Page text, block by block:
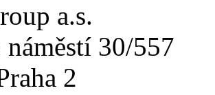
a.s.
30/557
2